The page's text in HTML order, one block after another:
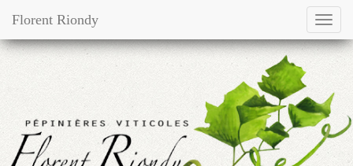
Florent Riondy